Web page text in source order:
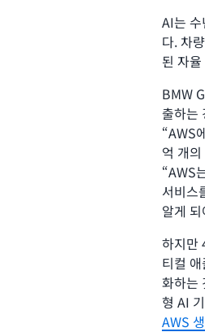
AI는
다. 차
된 자
BMW
출하는
“AWS
억 개
“AWS
서비스
알게
하지만
티컬
화하는
형 AI
AWS